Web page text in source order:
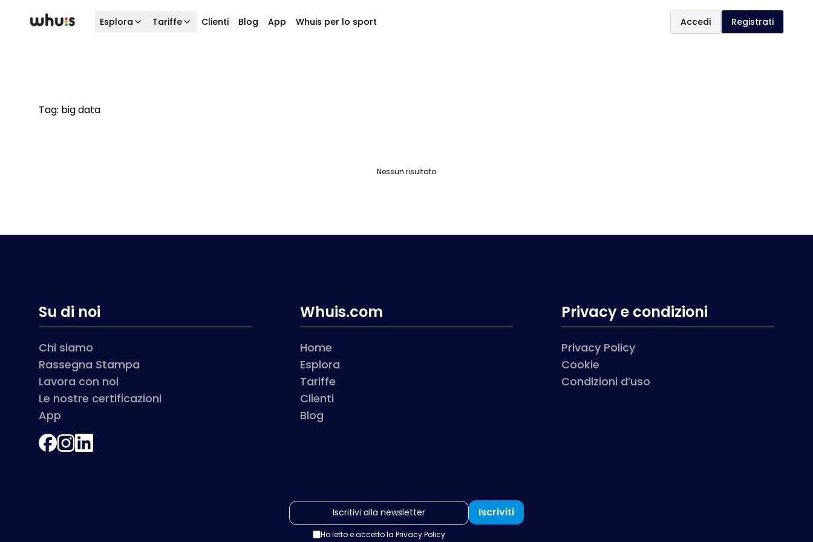
Esplora Tariffe Clienti Blog App Whuis per lo sport Accedi Registrati
Tag: big data
Nessun risultato
Su di noi
Chi siamo
Rassegna Stampa
Lavora con noi
Le nostre certificazioni
App
Whuis.com
Home
Esplora
Tariffe
Clienti
Blog
Privacy e condizioni
Privacy Policy
Cookie
Condizioni d’uso
Ho letto e accetto la Privacy Policy
Iscriviti